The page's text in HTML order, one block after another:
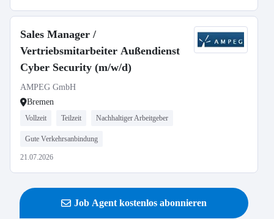
Sales Manager /
Vertriebsmitarbeiter Außendienst
Cyber Security (m/w/d)
AMPEG GmbH
Bremen
Vollzeit Teilzeit Nachhaltiger Arbeitgeber
Gute Verkehrsanbindung
21.07.2026
Job Agent kostenlos abonnieren